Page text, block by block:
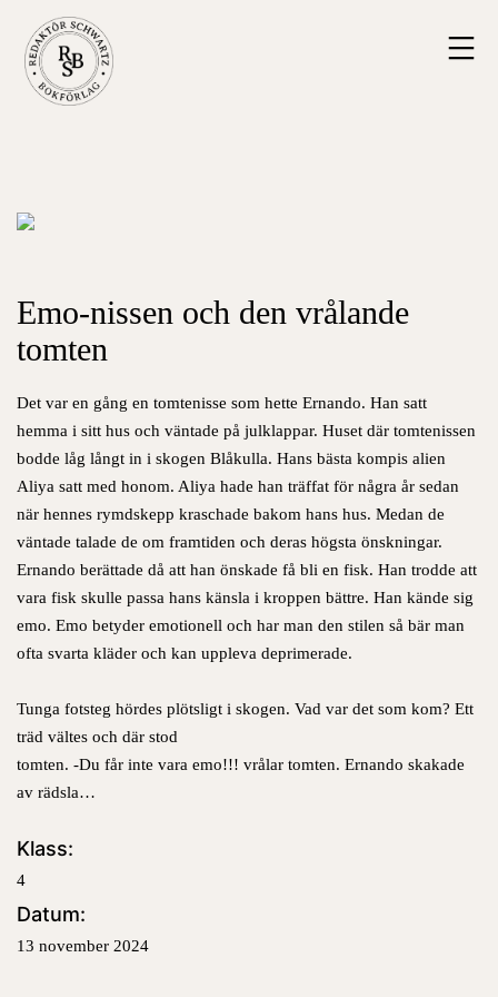
Hoppa
innehåll
Redaktör
Schwartz
Emo-nissen och den vrålande
tomten
Det var en gång en tomtenisse som hette Ernando. Han satt
hemma i sitt hus och väntade på julklappar. Huset där tomtenissen
bodde låg långt in i skogen Blåkulla. Hans bästa kompis alien
Aliya satt med honom. Aliya hade han träffat för några år sedan
när hennes rymdskepp kraschade bakom hans hus. Medan de
väntade talade de om framtiden och deras högsta önskningar.
Ernando berättade då att han önskade få bli en fisk. Han trodde att
vara fisk skulle passa hans känsla i kroppen bättre. Han kände sig
emo. Emo betyder emotionell och har man den stilen så bär man
ofta svarta kläder och kan uppleva deprimerade.
Tunga fotsteg hördes plötsligt i skogen. Vad var det som kom? Ett
träd vältes och där stod
tomten. -Du får inte vara emo!!! vrålar tomten. Ernando skakade
av rädsla…
Klass:
4
Datum:
13 november 2024